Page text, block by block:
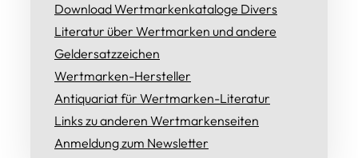
Download Wertmarkenkataloge Divers
Literatur über Wertmarken und andere
Geldersatzzeichen
Wertmarken-Hersteller
Antiquariat für Wertmarken-Literatur
Links zu anderen Wertmarkenseiten
Anmeldung zum Newsletter